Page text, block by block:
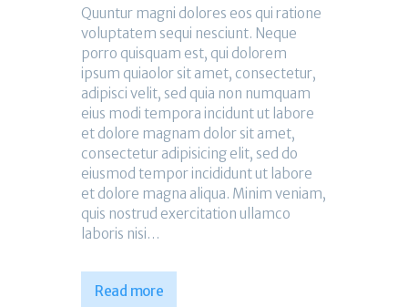
Quuntur magni dolores eos qui ratione
voluptatem sequi nesciunt. Neque
porro quisquam est, qui dolorem
ipsum quiaolor sit amet, consectetur,
adipisci velit, sed quia non numquam
eius modi tempora incidunt ut labore
et dolore magnam dolor sit amet,
consectetur adipisicing elit, sed do
eiusmod tempor incididunt ut labore
et dolore magna aliqua. Minim veniam,
quis nostrud exercitation ullamco
laboris nisi…
Read more